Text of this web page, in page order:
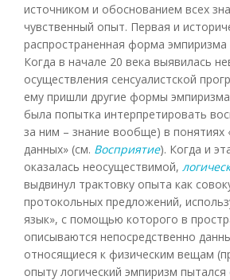
источником и обоснованием всех
чувственный опыт. Первая и
распространенная форма эмпиризма
Когда в начале 20 века выявилась
осуществления сенсуалистской
ему пришли другие формы
была попытка интерпретировать
за ним – знание вообще) в понятиях
данных» (см. Восприятие). Когда и
оказалась неосуществимой,
выдвинул трактовку опыта как
протокольных предложений,
язык», с помощью которого в
описываются непосредственно
относящиеся к физическим вещам
опыту логический эмпиризм